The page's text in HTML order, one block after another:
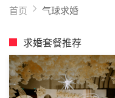
首页 气球求婚
求婚套餐推荐